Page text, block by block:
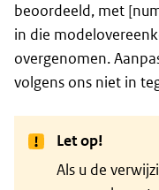
beoordeeld, met
in die
overgenomen.
volgens ons niet in
Let op!
Als u de